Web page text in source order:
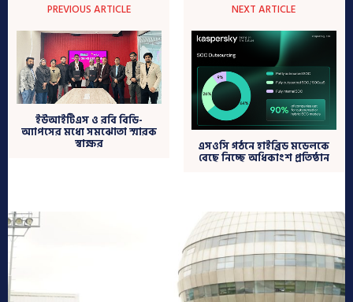
PREVIOUS ARTICLE
ইউআইটিএস ও রবি বিডি-
অ্যাপসের মধ্যে সমঝোতা স্মারক
স্বাক্ষর
NEXT ARTICLE
এসওসি গঠনে হাইব্রিড মডেলকে
বেছে নিচ্ছে অধিকাংশ প্রতিষ্ঠান